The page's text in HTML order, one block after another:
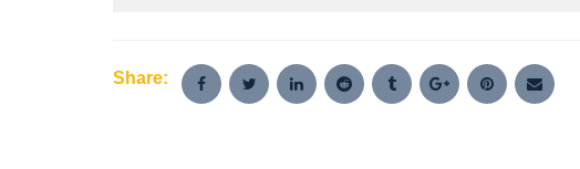
Share: